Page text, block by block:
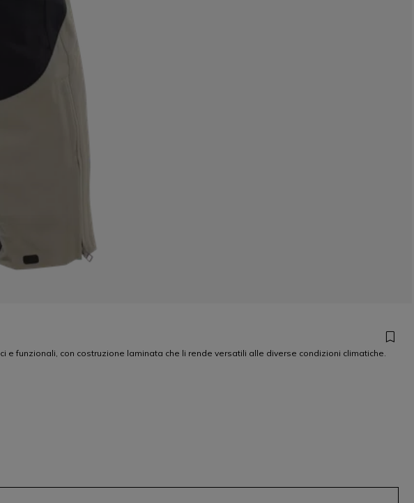
funzionali, con costruzione laminata che li rende versatili alle diverse condizioni climatiche.